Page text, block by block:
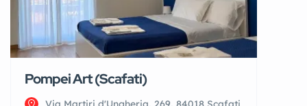
Pompei Art (Scafati)